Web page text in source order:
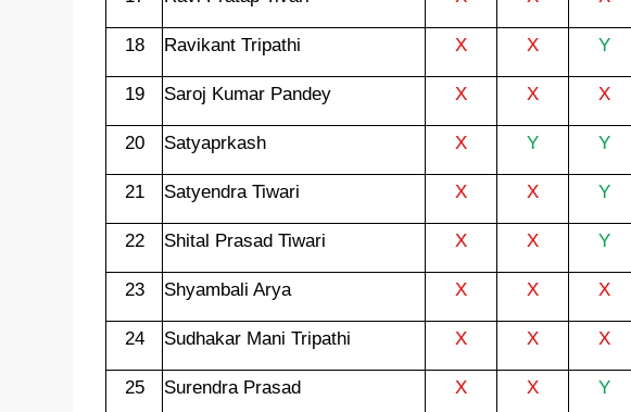
18 Ravikant Tripathi X X Y
19 Saroj Kumar Pandey X X X
20 Satyaprkash X Y Y
21 Satyendra Tiwari X X Y
22 Shital Prasad Tiwari X X Y
23 Shyambali Arya X X X
24 Sudhakar Mani Tripathi X X X
25 Surendra Prasad X X Y